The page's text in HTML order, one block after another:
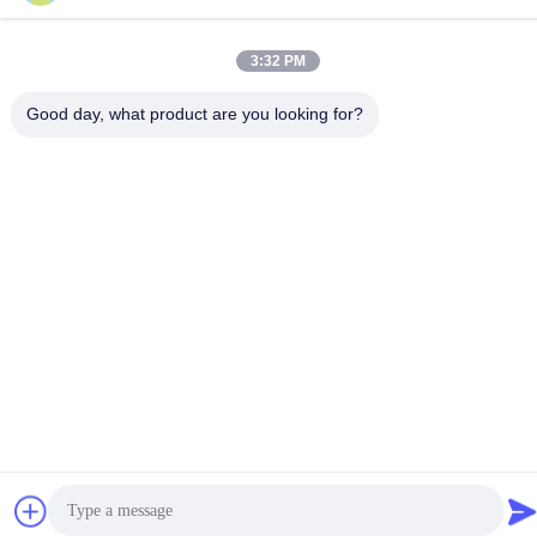
3:32 PM
Good day, what product are you looking for?